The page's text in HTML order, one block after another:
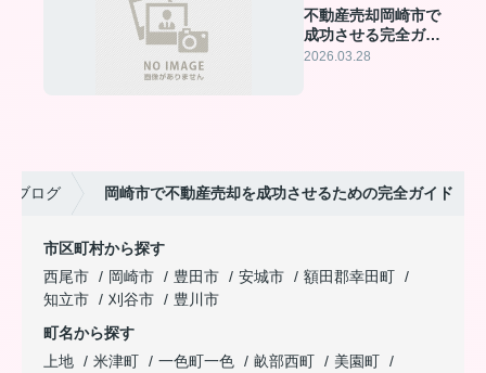
不動産売却岡崎市で
成功させる完全ガイ
ド
2026.03.28
ブログ 岡崎市で不動産売却を成功させるための完全ガイド
市区町村から探す
西尾市
岡崎市 豊田市 安城市
額田郡幸田町
知立市
刈谷市
豊川市
町名から探す
上地
米津町 一色町一色 畝部西町
美園町